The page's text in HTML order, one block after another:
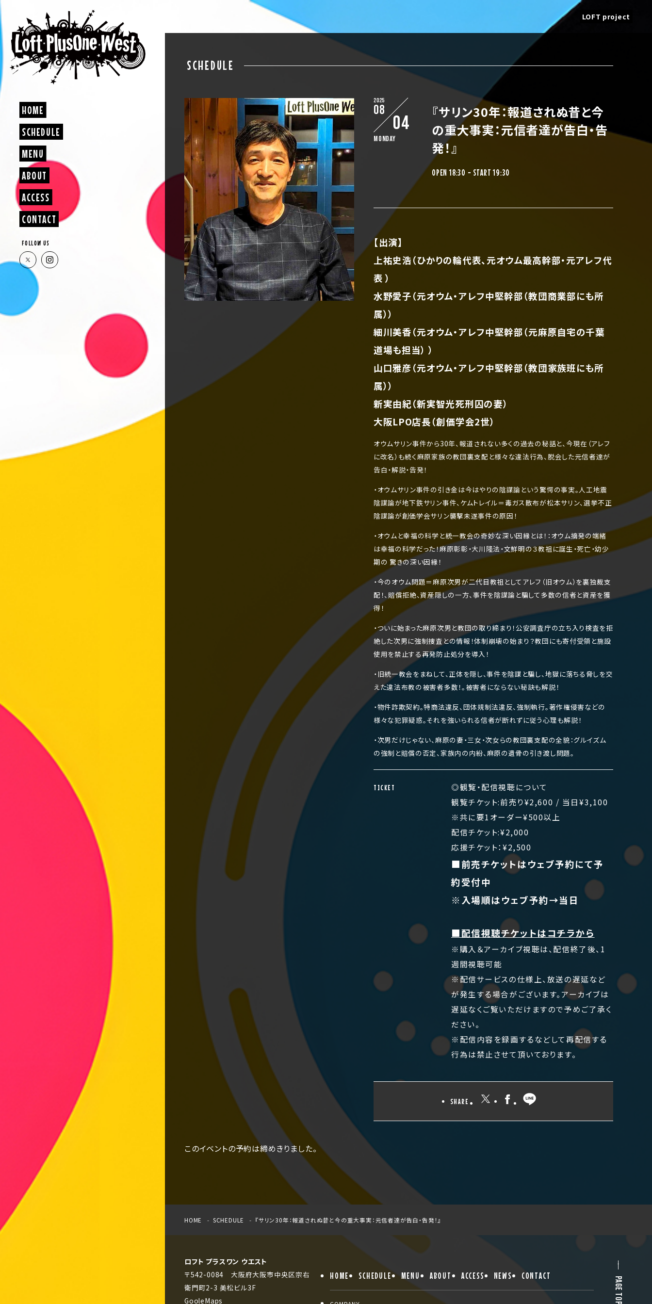
HOME
SCHEDULE
MENU
ABOUT
ACCESS
CONTACT
FOLLOW US
LOFT project
SCHEDULE
2025
08
04
Monday
『サリン30年：報道されぬ昔と今
の重大事実：元信者達が告白・告
発！』
OPEN 18:30 - START 19:30
【出演】
上祐史浩（ひかりの輪代表、元オウム最高幹部・元アレフ代
表 ）
水野愛子（元オウム・アレフ中堅幹部（教団商業部にも所
属））
細川美香（元オウム・アレフ中堅幹部（元麻原自宅の千葉
道場も担当） ）
山口雅彦（元オウム・アレフ中堅幹部（教団家族班にも所
属））
新実由紀（新実智光死刑囚の妻）
大阪LPO店長（創価学会2世）
オウムサリン事件から30年、報道されない多くの過去の秘話と、今現在（アレフ
に改名）も続く麻原家族の教団裏支配と様々な違法行為、脱会した元信者達が
告白・解説・告発！
・オウムサリン事件の引き金は今はやりの陰謀論という驚愕の事実。人工地震
陰謀論が地下鉄サリン事件、ケムトレイル＝毒ガス散布が松本サリン、選挙不正
陰謀論が創価学会サリン襲撃未遂事件の原因！
・オウムと幸福の科学と統一教会の奇妙な深い因縁とは！：オウム摘発の端緒
は幸福の科学だった！麻原彰彰・大川隆法・文鮮明の３教祖に誕生・死亡・幼少
期の 驚きの深い因縁！
・今のオウム問題＝麻原次男が二代目教祖としてアレフ（旧オウム）を裏独裁支
配！、賠償拒絶、資産隠しの一方、事件を陰謀論と騙して多数の信者と資産を獲
得！
・ついに始まった麻原次男と教団の取り締まり！公安調査庁の立ち入り検査を拒
絶した次男に強制捜査との情報！体制崩壊の始まり？教団にも寄付受領と施設
使用を禁止する再発防止処分を導入！
・旧統一教会をまねして、正体を隠し、事件を陰謀と騙し、地獄に落ちる脅しを交
えた違法布教の被害者多数！。被害者にならない秘訣も解説！
・物件詐欺契約。特商法違反、団体規制法違反、強制執行。著作権侵害などの
様々な犯罪疑惑。それを強いられる信者が断れずに従う心理も解説！
・次男だけじゃない、麻原の妻・三女・次女らの教団裏支配の全貌：グルイズム
の強制と賠償の否定、家族内の内紛、麻原の遺骨の引き渡し問題。
TICKET
◎観覧・配信視聴について
観覧チケット:前売り¥2,600 / 当日¥3,100
※共に要1オーダー¥500以上
配信チケット:¥2,000
応援チケット：¥2,500
■前売チケットはウェブ予約にて予
約受付中
※入場順はウェブ予約→当日
■配信視聴チケットはコチラから
※購入＆アーカイブ視聴は、配信終了後、1
週間視聴可能
※配信サービスの仕様上、放送の遅延など
が発生する場合がございます。アーカイブは
遅延なくご覧いただけますので予めご了承く
ださい。
※配信内容を録画するなどして再配信する
行為は禁止させて頂いております。
SHARE
このイベントの予約は締めきりました。
HOME SCHEDULE 『サリン30年：報道されぬ昔と今の重大事実：元信者達が告白・告発！』
ロフト プラスワン ウエスト
〒542-0084 大阪府大阪市中央区宗右
衛門町2-3 美松ビル3F
GooleMaps
HOME SCHEDULE MENU ABOUT ACCESS NEWS CONTACT
PAGE TOP